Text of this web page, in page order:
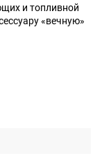
и топливной
«вечную»